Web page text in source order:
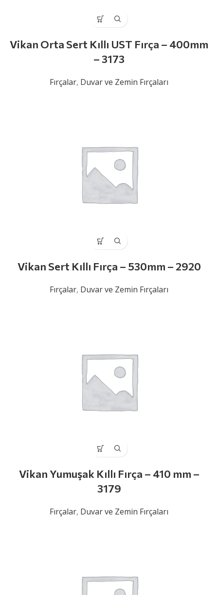
Vikan Orta Sert Kıllı UST Fırça – 400mm
– 3173
Fırçalar, Duvar ve Zemin Fırçaları
Vikan Sert Kıllı Fırça – 530mm – 2920
Fırçalar, Duvar ve Zemin Fırçaları
Vikan Yumuşak Kıllı Fırça – 410 mm –
3179
Fırçalar, Duvar ve Zemin Fırçaları